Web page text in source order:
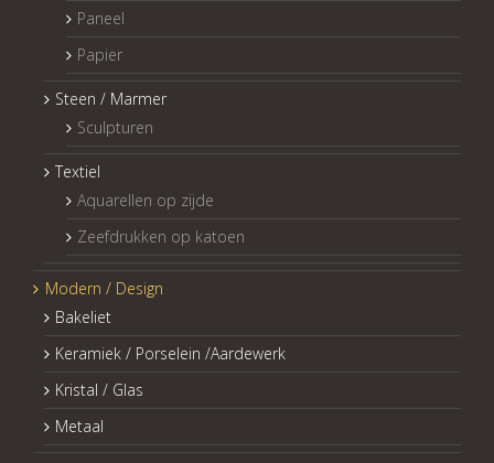
Paneel
Papier
Steen / Marmer
Sculpturen
Textiel
Aquarellen op zijde
Zeefdrukken op katoen
Modern / Design
Bakeliet
Keramiek / Porselein /Aardewerk
Kristal / Glas
Metaal